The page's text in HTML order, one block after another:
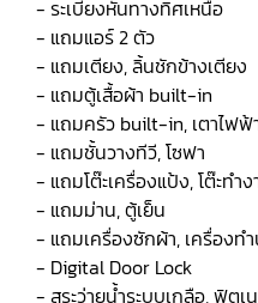
- ระเบียงหันทางทิศเหนือ
- แถมแอร์ 2 ตัว
- แถมเตียง, ลิ้นชักข้างเตียง
- แถมตู้เสื้อผ้า built-in
- แถมครัว built-in, เตาไฟฟ้
- แถมชั้นวางทีวี, โซฟา
- แถมโต๊ะเครื่องแป้ง, โต๊ะทำง
- แถมม่าน, ตู้เย็น
- แถมเครื่องซักผ้า, เครื่องท
- Digital Door Lock
- สระว่ายน้ำระบบเกลือ, ฟิตเ